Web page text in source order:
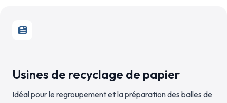
Usines de recyclage de papier
Idéal pour le regroupement et la préparation des balles de